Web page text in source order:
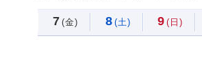
7 (金) 8 (土) 9 (日)